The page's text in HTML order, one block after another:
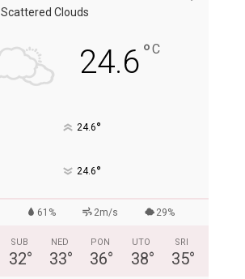
Scattered Clouds
24.6°C
24.6°
24.6°
61% 2m/s 29%
SUB
32°
NED
33°
PON
36°
UTO
38°
SRI
35°